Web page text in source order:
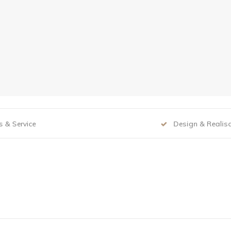
& Service Design &